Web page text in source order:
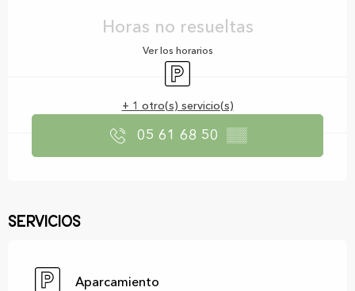
Horas no resueltas
Ver los horarios
Aparcamiento
+ 1 otro(s) servicio(s)
05 61 68 50 ▒▒
Servicios
Aparcamiento